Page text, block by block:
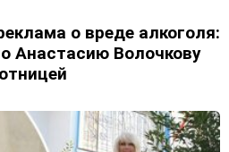
о вреде алкоголя:
Анастасию Волочкову